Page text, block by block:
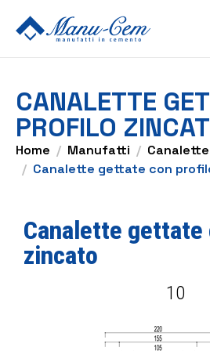
CANALETTE
PROFILO
Home Manufatti
Canalette
Canalette gettate con
Canalette gettate
zincato
10